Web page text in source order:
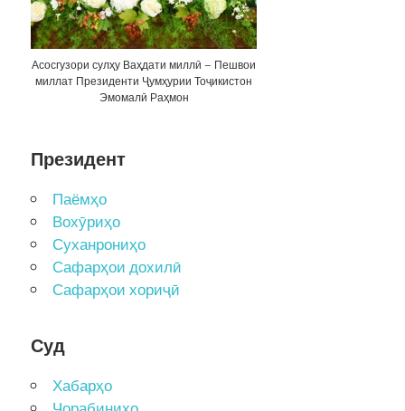
Асосгузори сулҳу Ваҳдати миллӣ – Пешвои
миллат Президенти Ҷумҳурии Тоҷикистон
Эмомалӣ Раҳмон
Президент
Паёмҳо
Вохӯриҳо
Суханрониҳо
Сафарҳои дохилӣ
Сафарҳои хориҷӣ
Суд
Хабарҳо